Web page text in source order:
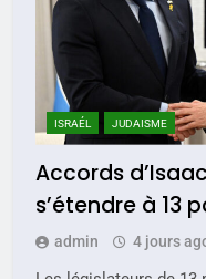
ISRAÉL JUDAISME
Accords
s’étendre à 13
admin 4 jours
5